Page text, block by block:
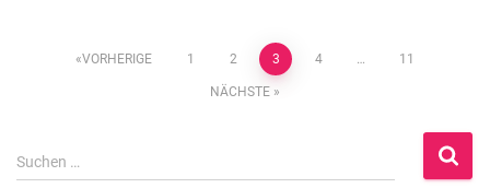
Beitragsnavigation
VORHERIGE 1 2 3 4 … 11
NÄCHSTE
S
u
Suchen …